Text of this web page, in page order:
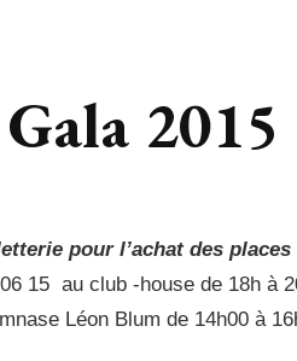
2015
pour l’achat des
15 au club -house de 18h à
Léon Blum de 14h00 à